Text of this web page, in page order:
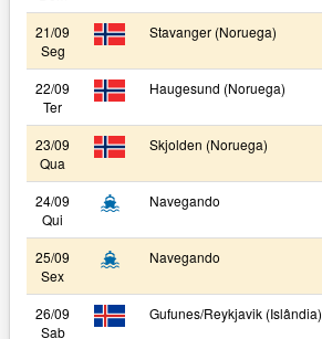
21/09
Seg
Stavanger (Noruega)
22/09
Ter
Haugesund (Noruega)
23/09
Qua
Skjolden (Noruega)
24/09
Qui
Navegando
25/09
Sex
Navegando
26/09
Sab
Gufunes/Reykjavik (Islândia)